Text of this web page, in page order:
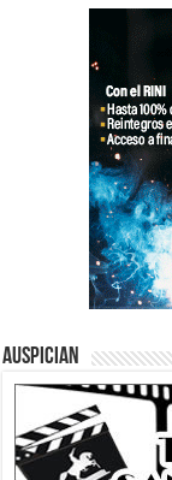
Auspician